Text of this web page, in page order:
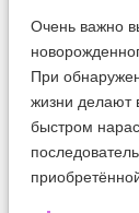
Очень важно
При
жизни делают
быстром